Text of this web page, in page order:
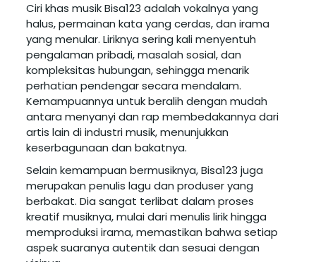
Ciri khas musik Bisa123 adalah vokalnya yang
halus, permainan kata yang cerdas, dan irama
yang menular. Liriknya sering kali menyentuh
pengalaman pribadi, masalah sosial, dan
kompleksitas hubungan, sehingga menarik
perhatian pendengar secara mendalam.
Kemampuannya untuk beralih dengan mudah
antara menyanyi dan rap membedakannya dari
artis lain di industri musik, menunjukkan
keserbagunaan dan bakatnya.
Selain kemampuan bermusiknya, Bisa123 juga
merupakan penulis lagu dan produser yang
berbakat. Dia sangat terlibat dalam proses
kreatif musiknya, mulai dari menulis lirik hingga
memproduksi irama, memastikan bahwa setiap
aspek suaranya autentik dan sesuai dengan